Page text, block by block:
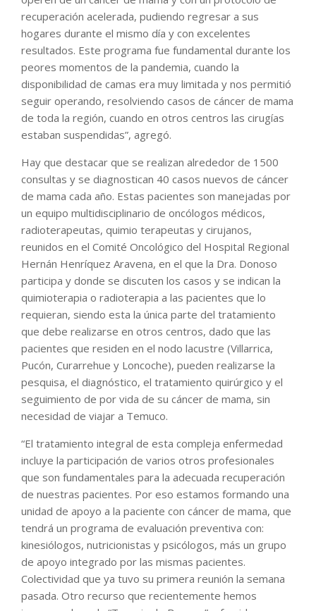
recuperación acelerada, pudiendo regresar a sus
hogares durante el mismo día y con excelentes
resultados. Este programa fue fundamental durante los
peores momentos de la pandemia, cuando la
disponibilidad de camas era muy limitada y nos permitió
seguir operando, resolviendo casos de cáncer de mama
de toda la región, cuando en otros centros las cirugías
estaban suspendidas”, agregó.
Hay que destacar que se realizan alrededor de 1500
consultas y se diagnostican 40 casos nuevos de cáncer
de mama cada año. Estas pacientes son manejadas por
un equipo multidisciplinario de oncólogos médicos,
radioterapeutas, quimio terapeutas y cirujanos,
reunidos en el Comité Oncológico del Hospital Regional
Hernán Henríquez Aravena, en el que la Dra. Donoso
participa y donde se discuten los casos y se indican la
quimioterapia o radioterapia a las pacientes que lo
requieran, siendo esta la única parte del tratamiento
que debe realizarse en otros centros, dado que las
pacientes que residen en el nodo lacustre (Villarrica,
Pucón, Curarrehue y Loncoche), pueden realizarse la
pesquisa, el diagnóstico, el tratamiento quirúrgico y el
seguimiento de por vida de su cáncer de mama, sin
necesidad de viajar a Temuco.
“El tratamiento integral de esta compleja enfermedad
incluye la participación de varios otros profesionales
que son fundamentales para la adecuada recuperación
de nuestras pacientes. Por eso estamos formando una
unidad de apoyo a la paciente con cáncer de mama, que
tendrá un programa de evaluación preventiva con:
kinesiólogos, nutricionistas y psicólogos, más un grupo
de apoyo integrado por las mismas pacientes.
Colectividad que ya tuvo su primera reunión la semana
pasada. Otro recurso que recientemente hemos